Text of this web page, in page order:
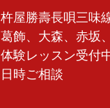
杵屋勝壽長唄三味
葛飾、大森、赤坂
体験レッスン受付
日時ご相談